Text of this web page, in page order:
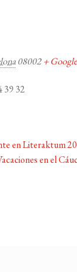
08002 +
39 32
en Literaktum
en el